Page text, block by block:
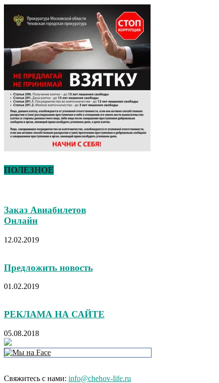
ПОЛЕЗНОЕ
Заказ Авиабилетов
Онлайн
12.02.2019
Предложить новость
01.02.2019
РЕКЛАМА НА САЙТЕ
05.08.2018
Свяжитесь с нами: info@chehov-life.ru